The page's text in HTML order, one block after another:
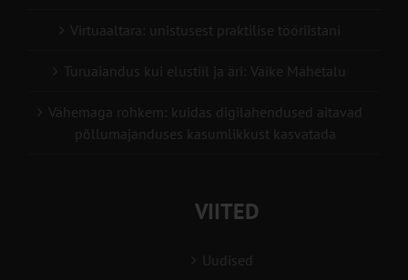
Virtuaaltara: unistusest praktilise tööriistani
Turuaiandus kui elustiil ja äri: Väike Mahetalu
Vähemaga rohkem: kuidas digilahendused aitavad
põllumajanduses kasumlikkust kasvatada
VIITED
Uudised